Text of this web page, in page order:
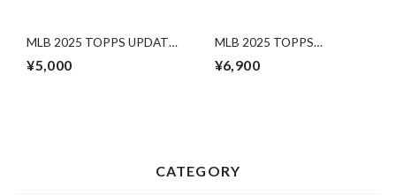
MLB 2025 TOPPS UPDATE
BOX
¥5,000
MLB 2025 TOPPS
封 1BOX
¥6,900
CATEGORY